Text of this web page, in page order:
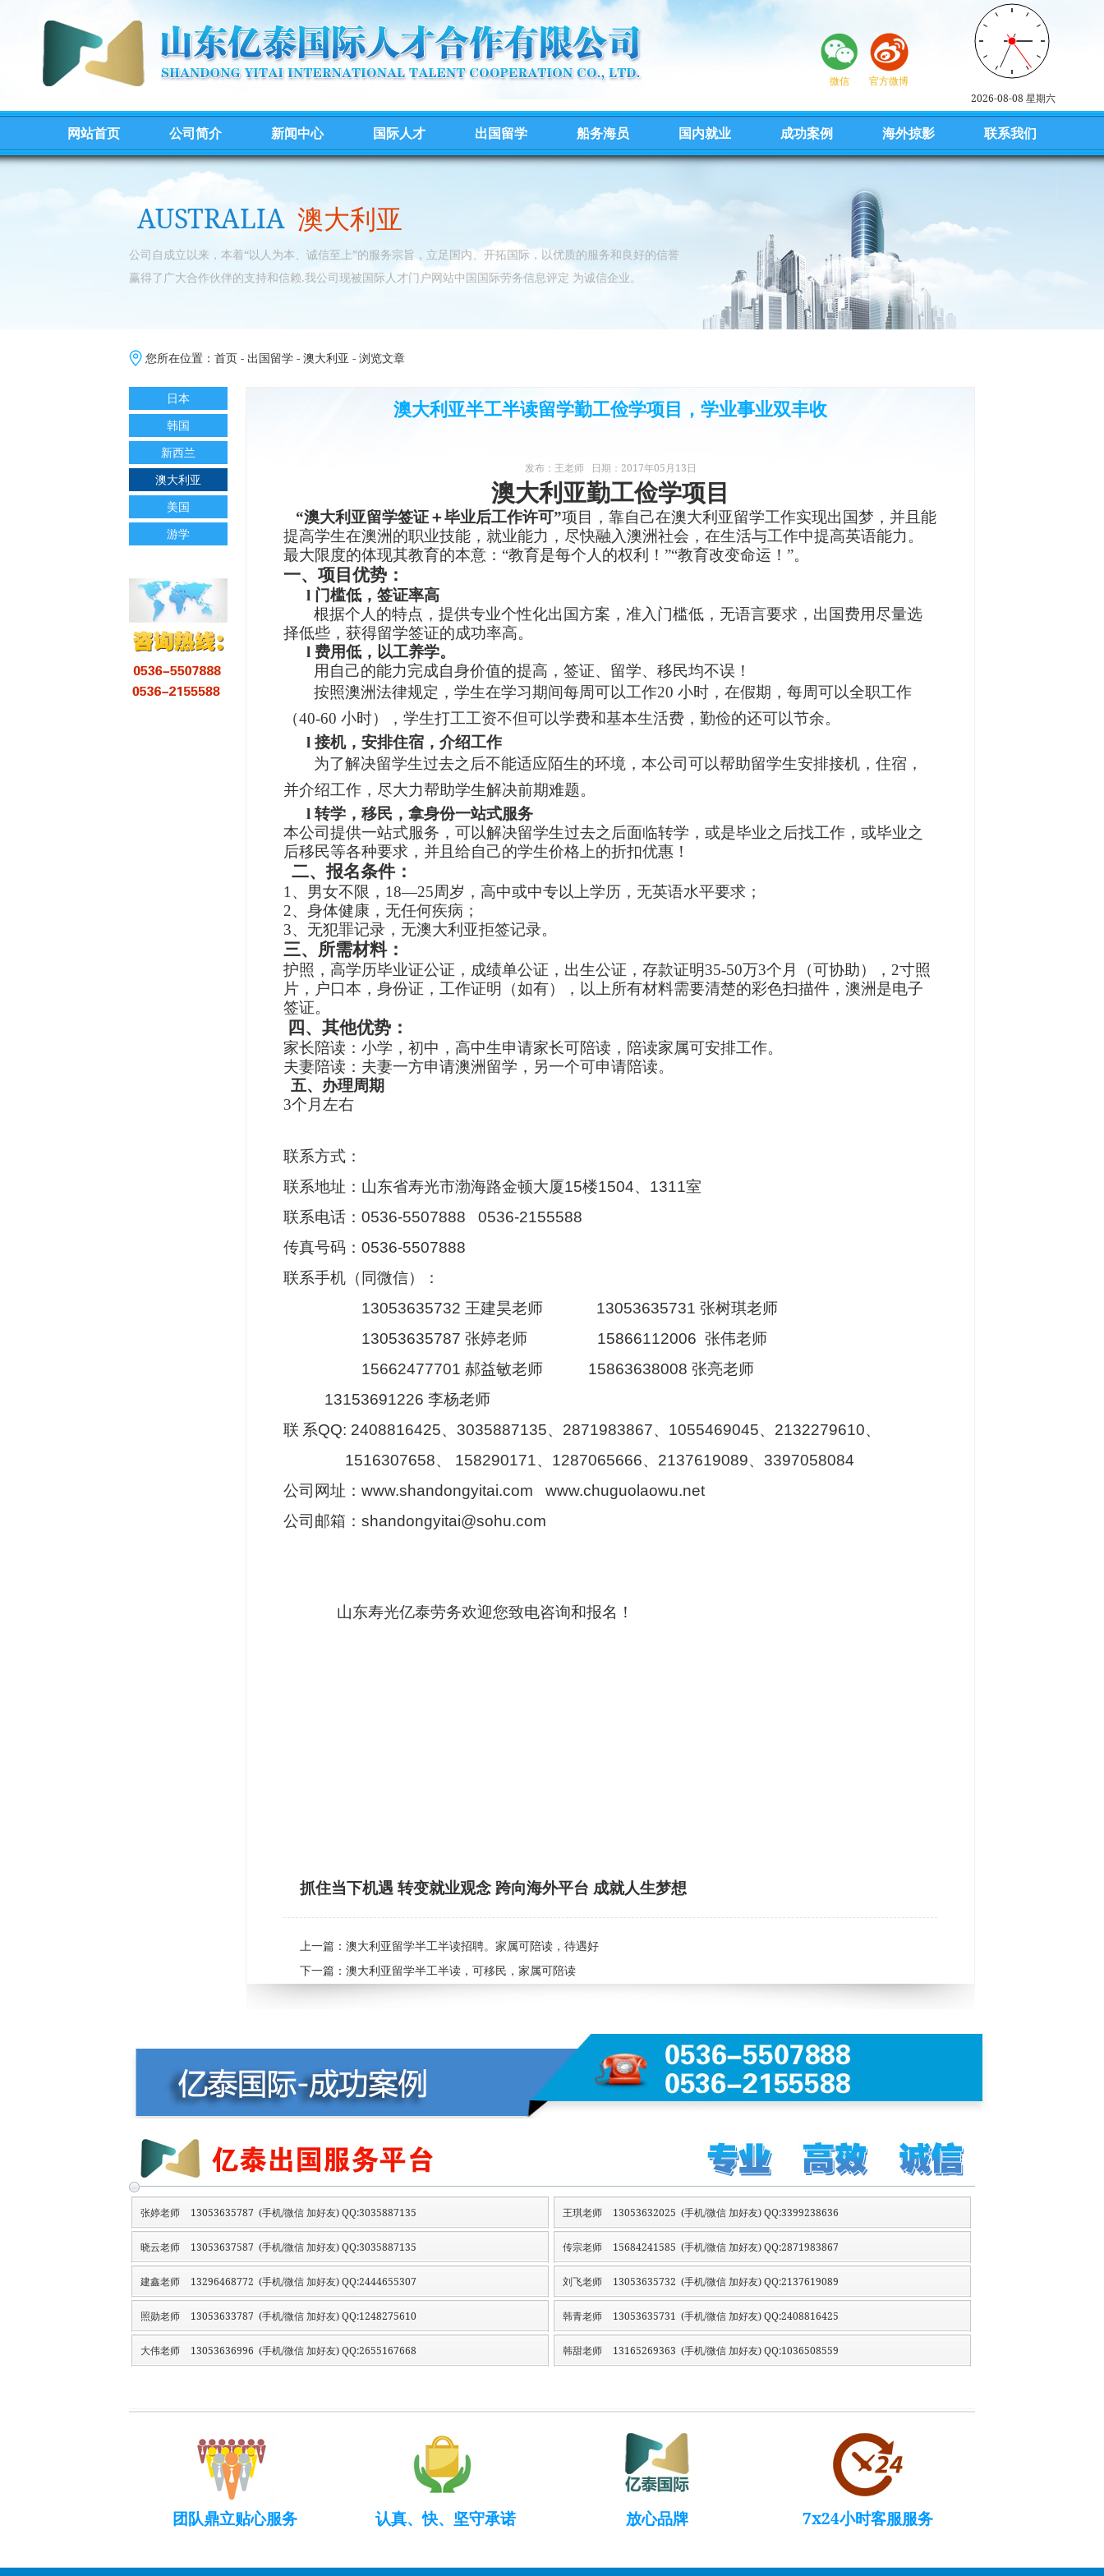
微信
官方微博
2026-08-08 星期六
网站首页 公司简介 新闻中心 国际人才 出国留学 船务海员 国内就业 成功案例 海外掠影 联系我们
AUSTRALIA 澳大利亚
公司自成立以来，本着“以人为本、诚信至上”的服务宗旨，立足国内、开拓国际，以优质的服务和良好的信誉
赢得了广大合作伙伴的支持和信赖.我公司现被国际人才门户网站中国国际劳务信息评定 为诚信企业。
您所在位置： 首页 - 出国留学 - 澳大利亚 - 浏览文章
日本
韩国
新西兰
澳大利亚
美国
游学
澳大利亚半工半读留学勤工俭学项目，学业事业双丰收
发布：王老师 日期：2017年05月13日
澳大利亚勤工俭学项目
“澳大利亚留学签证＋毕业后工作许可”项目， 靠自己在澳大利亚留学工作实现出国梦， 并且能
提高学生在澳洲的职业技能，就业能力，尽快融入澳洲社会，在生活与工作中提高英语能力。
最大限度的体现其教育的本意： “教育是每个人的权利！”“教育改变命运！”。
一、项目优势：
l 门槛低，签证率高
根据个人的特点，提供专业个性化出国方案，准入门槛低，无语言要求，出国费用尽量选
择低些，获得留学签证的成功率高。
l 费用低，以工养学。
用自己的能力完成自身价值的提高，签证、 留学、移民均不误！
按照澳洲法律规定，学生在学习期间每周可以工作20 小时，在假期，每周可以全职工作
（40-60 小时），学生打工工资不但可以学费和基本生活费，勤俭的还可以节余。
l 接机，安排住宿，介绍工作
为了解决留学生过去之后不能适应陌生的环境，本公司可以帮助留学生安排接机，住宿，
并介绍工作，尽大力帮助学生解决前期难题。
l 转学，移民，拿身份一站式服务
本公司提供一站式服务，可以解决留学生过去之后面临转学，或是毕业之后找工作，或毕业之
后移民等各种要求，并且给自己的学生价格上的折扣优惠！
二、报名条件：
1 、男女不限， 18—25周岁，高中或中专以上学历，无英语水平要求；
2、身体健康，无任何疾病；
3、 无犯罪记录，无澳大利亚拒签记录。
三、所需材料：
护照，高学历毕业证公证，成绩单公证，出生公证，存款证明35-50万3个月 （可协助）， 2寸照
片，户口本，身份证，工作证明（如有），以上所有材料需要清楚的彩色扫描件，澳洲是电子
签证。
四、其他优势：
家长陪读：小学，初中，高中生申请家长可陪读，陪读家属可安排工作。
夫妻陪读：夫妻一方申请澳洲留学，另一个可申请陪读。
五、办理周期
3个月左右
联系方式：
联系地址：山东省寿光市渤海路金顿大厦15楼1504、 1311室
联系电话： 0536-5507888 0536-2155588
传真号码： 0536-5507888
联系手机（同微信）：
13053635732 王建昊老师 13053635731 张树琪老师
13053635787 张婷老师 15866112006 张伟老师
15662477701 郝益敏老师 15863638008 张亮老师
13153691226 李杨老师
联 系QQ: 2408816425、 3035887135、 2871983867、 1055469045、 2132279610、
1516307658、 158290171、 1287065666、 2137619089、 3397058084
公司网址： www.shandongyitai.com www.chuguolaowu.net
公司邮箱： shandongyitai@sohu.com
山东寿光亿泰劳务欢迎您致电咨询和报名！
抓住当下机遇 转变就业观念 跨向海外平台 成就人生梦想
上一篇： 澳大利亚留学半工半读招聘。家属可陪读，待遇好
下一篇： 澳大利亚留学半工半读，可移民，家属可陪读
张婷老师 13053635787 (手机/微信 加好友) QQ:3035887135 王琪老师 13053632025 (手机/微信 加好友) QQ:3399238636
晓云老师 13053637587 (手机/微信 加好友) QQ:3035887135 传宗老师 15684241585 (手机/微信 加好友) QQ:2871983867
建鑫老师 13296468772 (手机/微信 加好友) QQ:2444655307 刘飞老师 13053635732 (手机/微信 加好友) QQ:2137619089
照勋老师 13053633787 (手机/微信 加好友) QQ:1248275610 韩青老师 13053635731 (手机/微信 加好友) QQ:2408816425
大伟老师 13053636996 (手机/微信 加好友) QQ:2655167668 韩甜老师 13165269363 (手机/微信 加好友) QQ:1036508559
团队鼎立贴心服务 认真、快、坚守承诺 放心品牌 7x24小时客服服务